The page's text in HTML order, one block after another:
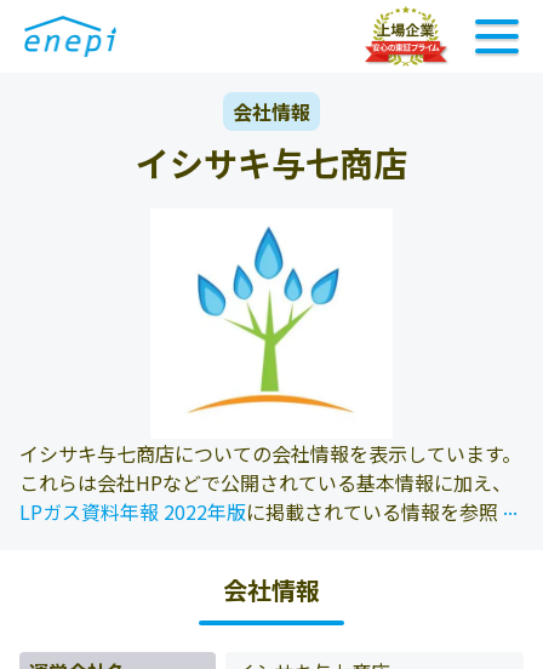
会社情報
イシサキ与七商店
イシサキ与七商店についての会社情報を表示しています。
これらは会社HPなどで公開されている基本情報に加え、
LPガス資料年報 2022年版に掲載されている情報を参照し
...
...
会社情報